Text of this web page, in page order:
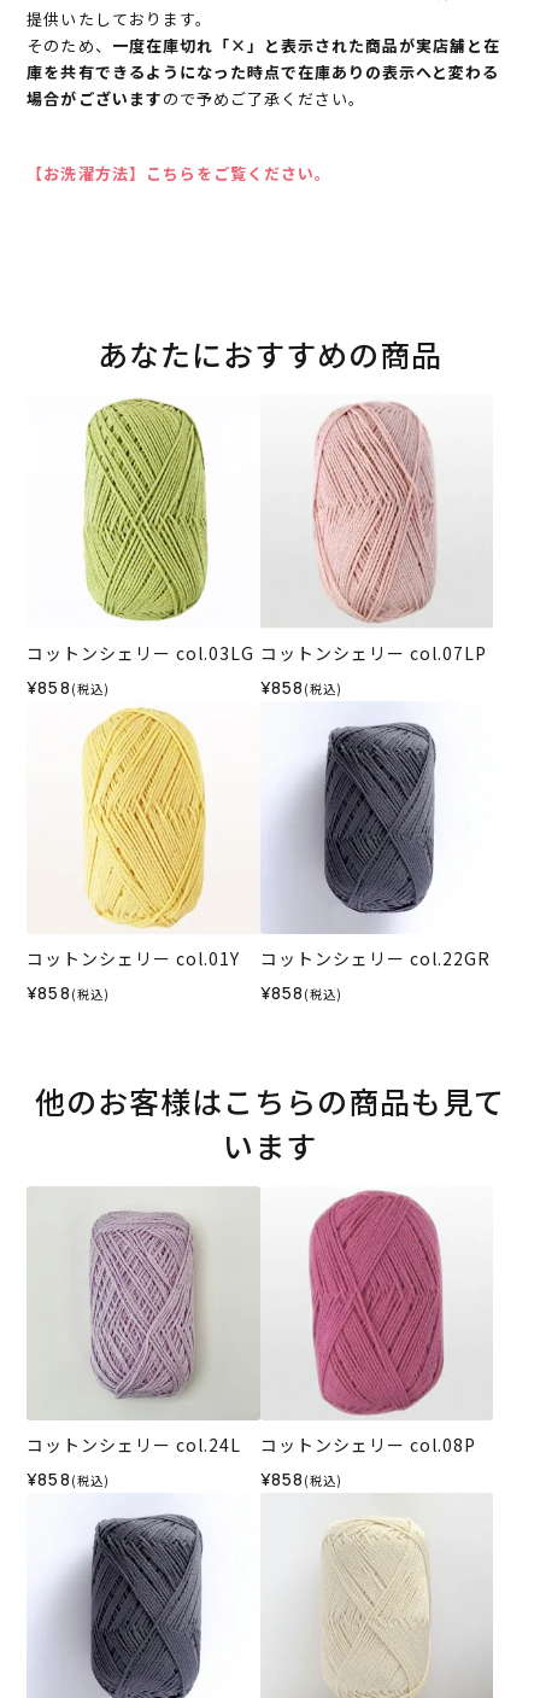
提供いたしております。
そのため、 一度在庫切れ「×」と表示された商品が実店舗と在
庫を共有できるようになった時点で在庫ありの表示へと変わる
場合がございますので予めご了承ください。
【お洗濯方法】こちらをご覧ください。
あなたにおすすめの商品
コットンシェリー col.03LG
¥858 (税込)
コットンシェリー col.07LP
¥858 (税込)
コットンシェリー col.01Y
¥858 (税込)
コットンシェリー col.22GR
¥858 (税込)
他のお客様はこちらの商品も見て
います
コットンシェリー col.24L
¥858 (税込)
コットンシェリー col.08P
¥858 (税込)